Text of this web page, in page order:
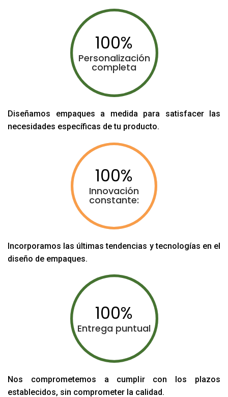
100
Personalización
completa
Diseñamos empaques a medida para satisfacer las
necesidades específicas de tu producto.
100
Innovación
constante:
Incorporamos las últimas tendencias y tecnologías en el
diseño de empaques.
100
Entrega puntual
Nos comprometemos a cumplir con los plazos
establecidos, sin comprometer la calidad.